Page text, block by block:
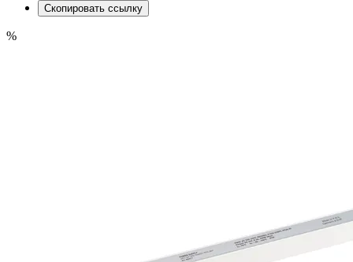
Скопировать ссылку
%